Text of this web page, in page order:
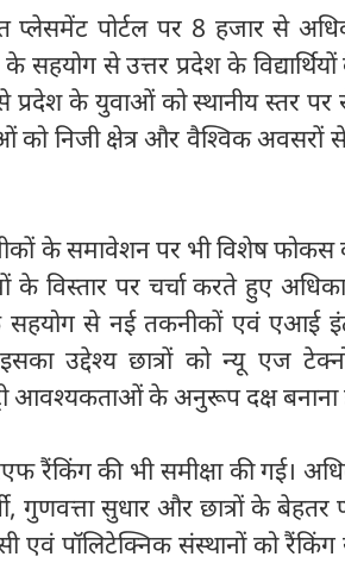
प्लेसमेंट पोर्टल पर 8 हजार से
से उत्तर प्रदेश के
के युवाओं को स्थानीय स्तर पर
निजी क्षेत्र और वैश्विक अवसरों
के समावेशन पर भी विशेष फोकस
विस्तार पर चर्चा करते हुए
सहयोग से नई तकनीकों एवं एआई
उद्देश्य छात्रों को न्यू एज
आवश्यकताओं के अनुरूप दक्ष बनाना
की भी समीक्षा की गई।
गुणवत्ता सुधार और छात्रों के बेहतर
एवं पॉलिटेक्निक संस्थानों को रैंकिंग